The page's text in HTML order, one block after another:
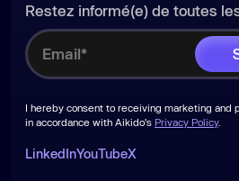
Restez informé(e) de toutes
I hereby consent to receiving marketing and
in accordance with Aikido's Privacy Policy.
LinkedInYouTubeX